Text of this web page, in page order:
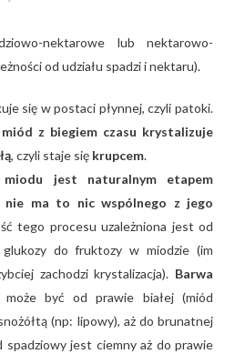
nektarowe lub nektarowo-
od udziału spadzi i nektaru).
się w postaci płynnej, czyli patoki.
z biegiem czasu krystalizuje
, czyli staje się krupcem.
miodu jest naturalnym etapem
nie ma to nic wspólnego z jego
tego procesu uzależniona jest od
do fruktozy w miodzie (im
zachodzi krystalizacja). Barwa
może być od prawie białej (miód
(np: lipowy), aż do brunatnej
spadziowy jest ciemny aż do prawie